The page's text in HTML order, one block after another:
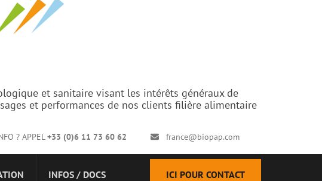
et sanitaire visant les intérêts généraux de
et performances de nos clients filière alimentaire
? APPEL+33 (0)6 11 73 60 62 france@biopap.com
INFOS / DOCS ICI POUR CONTACT